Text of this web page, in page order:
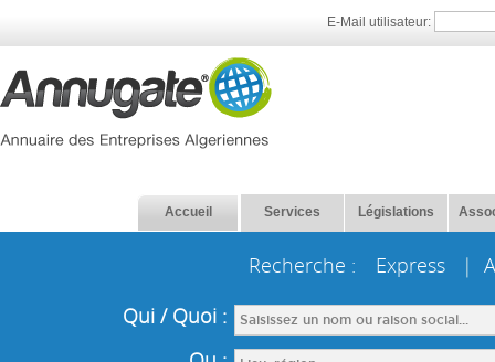
E-Mail utilisateur:
Accueil Services Législations